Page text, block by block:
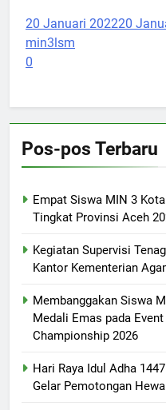
20 Januari 202220
min3lsm
0
Pos-pos Terbaru
Empat Siswa MIN 3
Tingkat Provinsi Aceh
Kegiatan Supervisi
Kantor Kementerian
Membanggakan Siswa
Medali Emas pada
Championship 2026
Hari Raya Idul Adha
Gelar Pemotongan